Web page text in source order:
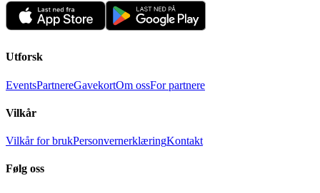
Utforsk
EventsPartnereGavekortOm ossFor partnere
Vilkår
Vilkår for brukPersonvernerklæringKontakt
Følg oss